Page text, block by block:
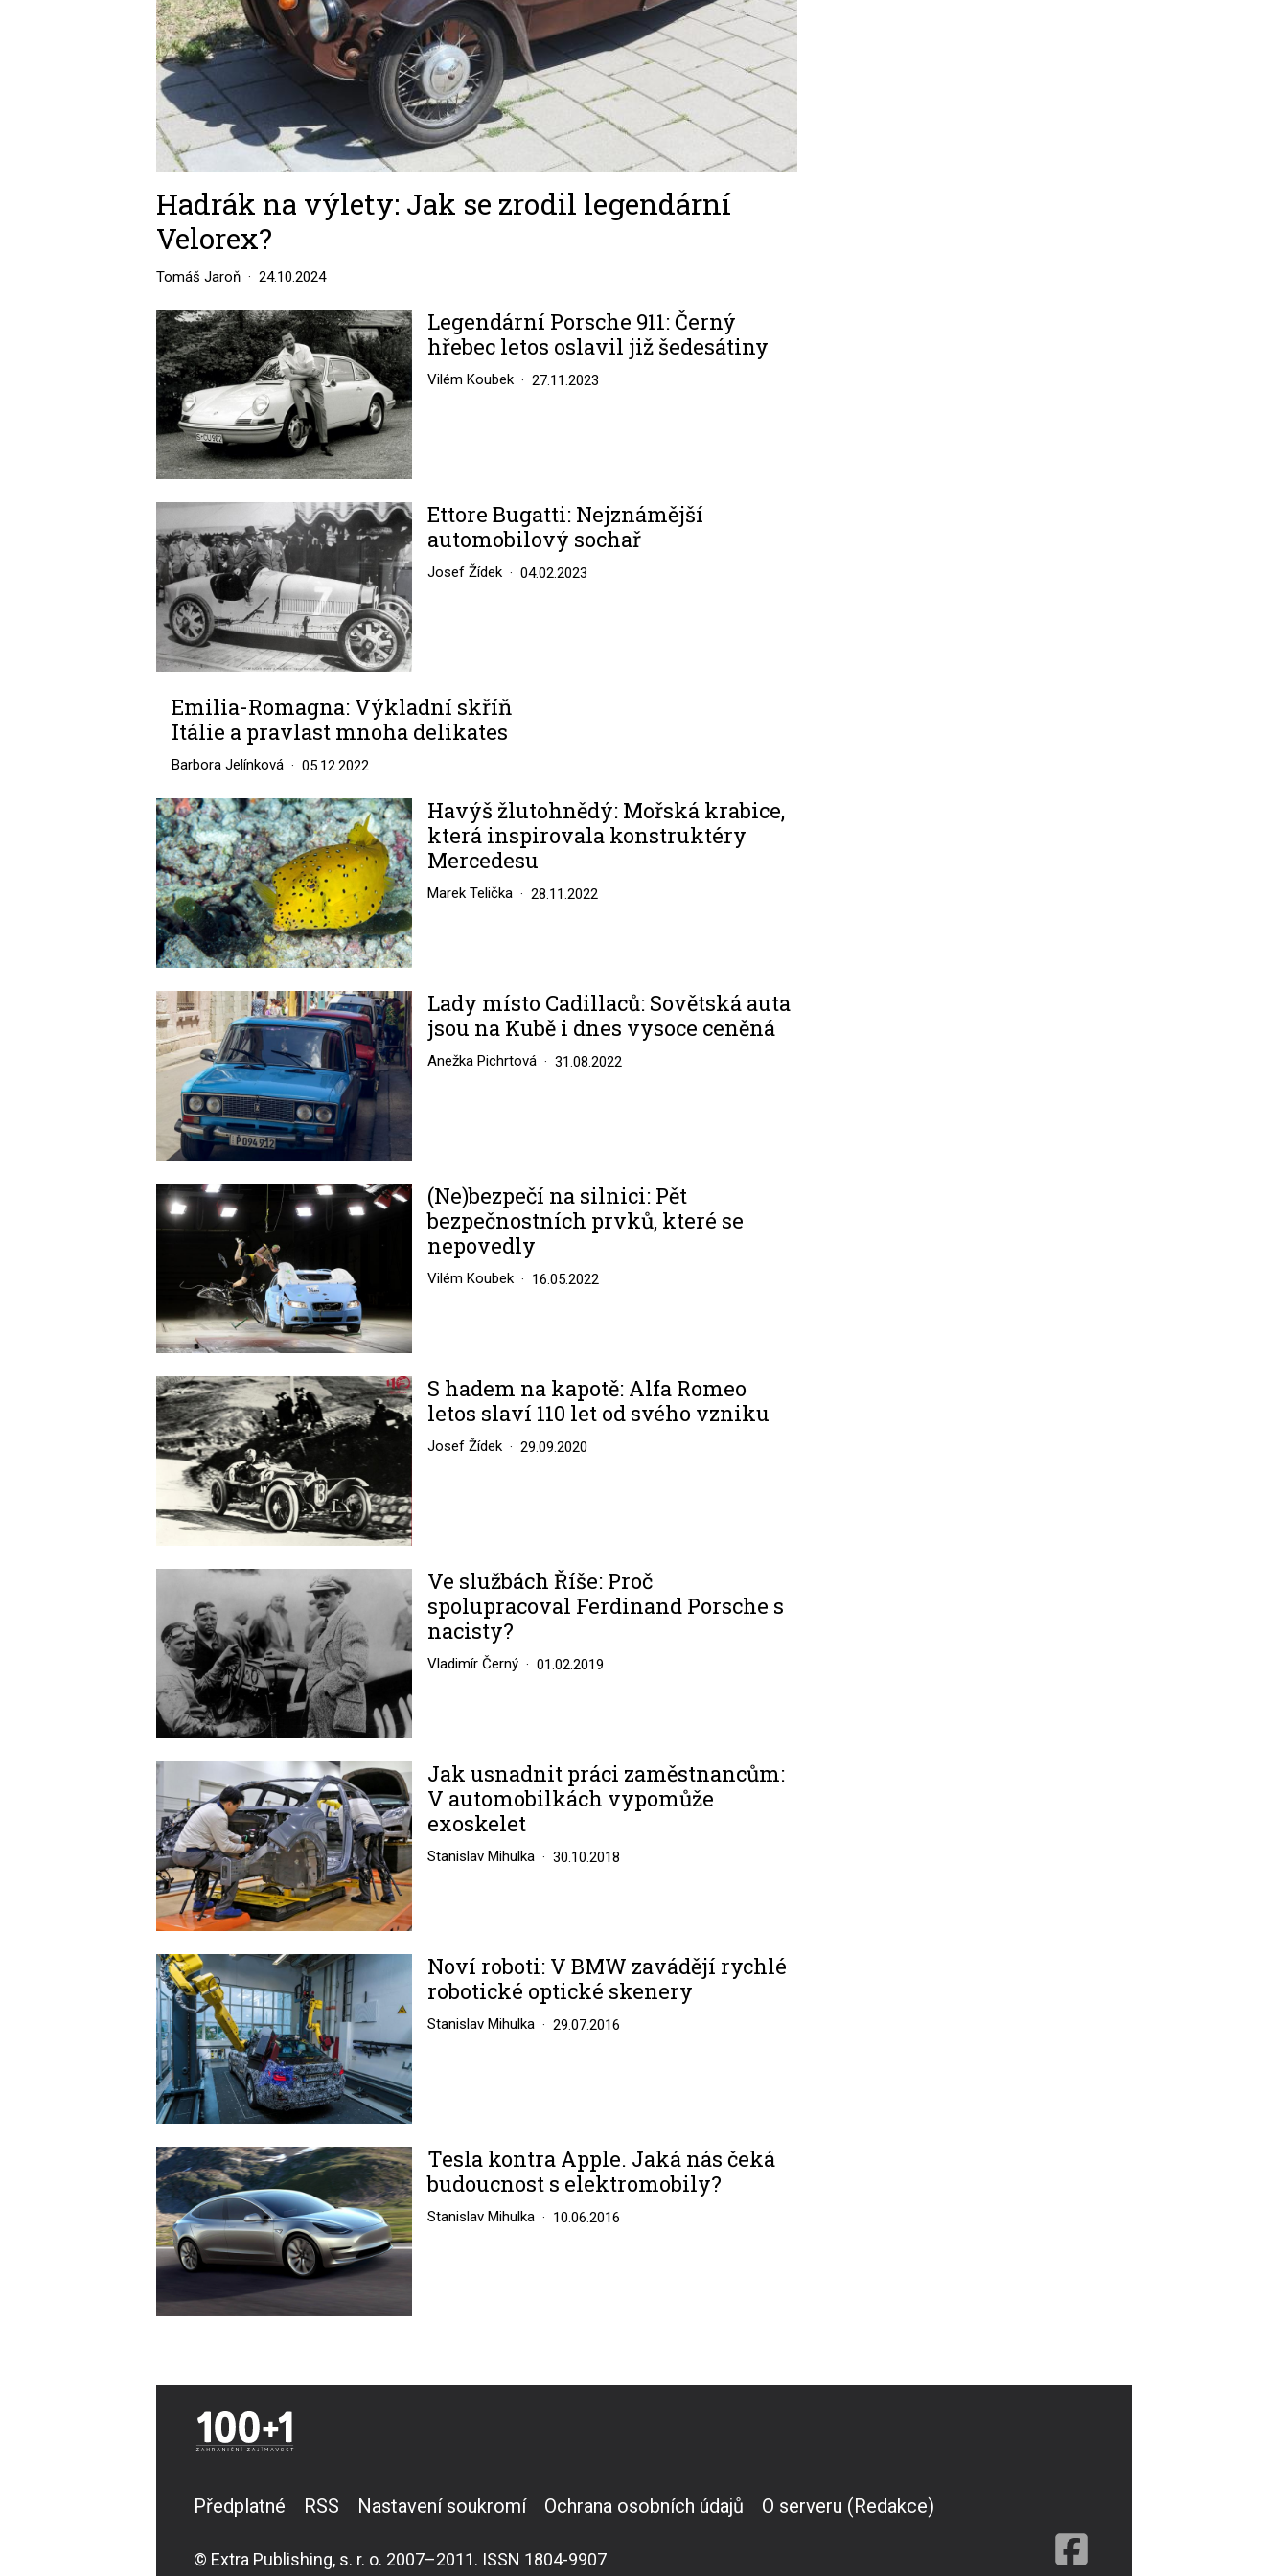
Hadrák na výlety: Jak se zrodil legendární
Velorex?
Tomáš Jaroň 24.10.2024
Image
Legendární Porsche 911: Černý
hřebec letos oslavil již šedesátiny
Vilém Koubek 27.11.2023
Ettore Bugatti: Nejznámější
automobilový sochař
Josef Žídek 04.02.2023
Emilia-Romagna: Výkladní skříň
Itálie a pravlast mnoha delikates
Barbora Jelínková 05.12.2022
Image
Havýš žlutohnědý: Mořská krabice,
která inspirovala konstruktéry
Mercedesu
Marek Telička 28.11.2022
Image
Lady místo Cadillaců: Sovětská auta
jsou na Kubě i dnes vysoce ceněná
Anežka Pichrtová 31.08.2022
Image
(Ne)bezpečí na silnici: Pět
bezpečnostních prvků, které se
nepovedly
Vilém Koubek 16.05.2022
Image
S hadem na kapotě: Alfa Romeo
letos slaví 110 let od svého vzniku
Josef Žídek 29.09.2020
Ve službách Říše: Proč
spolupracoval Ferdinand Porsche s
nacisty?
Vladimír Černý 01.02.2019
Image
Jak usnadnit práci zaměstnancům:
V automobilkách vypomůže
exoskelet
Stanislav Mihulka 30.10.2018
Image
Noví roboti: V BMW zavádějí rychlé
robotické optické skenery
Stanislav Mihulka 29.07.2016
Image
Tesla kontra Apple. Jaká nás čeká
budoucnost s elektromobily?
Stanislav Mihulka 10.06.2016
Předplatné RSS Nastavení soukromí Ochrana osobních údajů O serveru (Redakce)
© Extra Publishing, s. r. o. 2007–2011. ISSN 1804-9907